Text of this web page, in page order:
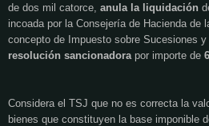
de dos mil catorce, anula la liquidación
incoada por la Consejería de Hacienda de
concepto de Impuesto sobre Sucesiones
resolución sancionadora por importe de
Considera el TSJ que no es correcta la
bienes que constituyen la base imponible